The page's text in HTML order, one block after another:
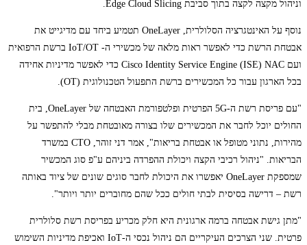
וניהול מקצה לקצה בתוך סביבת Edge Cloud Slicing.
נוסף על האינטגרציה הסלולרית, OneLayer תטמיע ביחד עם מדיגייט את
אבטחת הרשת כדי לאפשר ראות מלאה של מכשירי ה- IoT/OT ברשת הרפואית
ועם Cisco Identity Service Engine (ISE) NAC כדי לאפשר מדיניות אחידה
בכל הארגון עבור כל המכשירים ברשת התפעול הטכנולוגית (OT).
"עם פריסת רשת ה-5G הפרטית ופלטפורמת האבטחה של OneLayer, בית
החולים יוכל לחבר את המכשירים שלו בצורה מאובטחת מבלי להתפשר על
מהירות, נתוני מטופל או אבטחת בריאות", אמר דני זוהר, CTO במשרד
הבריאות. "ניהול רכיבי הקצה ויכולת ההפרדה ביניהם ע"פ סוג המכשיר
שמספקת OneLayer יאפשרו את היכולת לחבר סוגים שונים של ציוד באותה
רשת – דרישה בסיסית לבתי חולים ככל שהם מחוברים יותר ויותר".
"מתן גישת אבטחה ברמה ארגונית היא חלק מכריע בפריסת רשת סלולרית
פרטית. שני הצרכים העיקריים הם ניהול נכסי ה-IoT ואכיפת מדיניות השימוש